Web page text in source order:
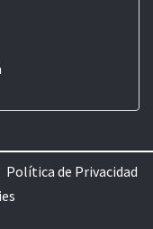
Política de Privacidad
s